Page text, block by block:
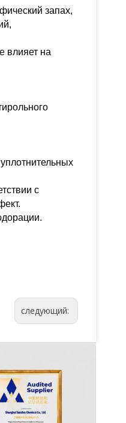
запах,
влияет на
с
следующий: